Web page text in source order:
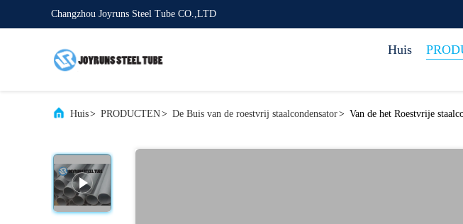
Changzhou Joyruns Steel Tube CO.,LTD
Huis
Huis> PRODUCTEN> De Buis van de roestvrij staalcondensator> Van de het Roestvrije